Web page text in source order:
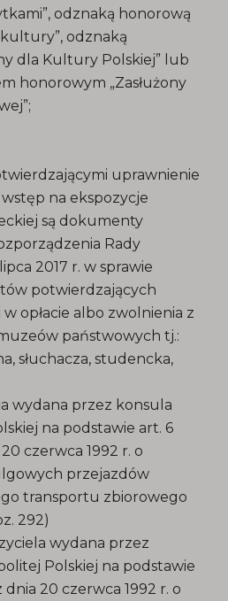
odznaką honorową
kultury”, odznaką
dla Kultury Polskiej” lub
honorowym „Zasłużony
uprawnienie
na ekspozycje
są dokumenty
Rady
2017 r. w sprawie
potwierdzających
opłacie albo zwolnienia z
państwowych tj.:
słuchacza, studencka,
wydana przez konsula
na podstawie art. 6
czerwca 1992 r. o
przejazdów
transportu zbiorowego
292)
wydana przez
Polskiej na podstawie
20 czerwca 1992 r. o